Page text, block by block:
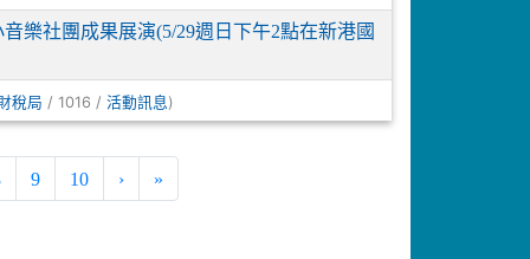
樂社團成果展演(5/29週日下午2點在新港國
稅局 / 1016 / 活動訊息 )
9 10 › »